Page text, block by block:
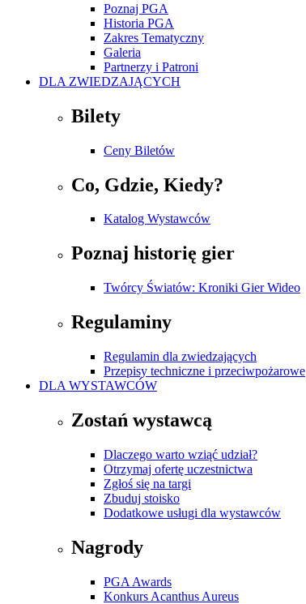
Poznaj PGA
Historia PGA
Zakres Tematyczny
Galeria
Partnerzy i Patroni
DLA ZWIEDZAJĄCYCH
Bilety
Ceny Biletów
Co, Gdzie, Kiedy?
Katalog Wystawców
Poznaj historię gier
Twórcy Światów: Kroniki Gier Wideo
Regulaminy
Regulamin dla zwiedzających
Przepisy techniczne i przeciwpożarowe
DLA WYSTAWCÓW
Zostań wystawcą
Dlaczego warto wziąć udział?
Otrzymaj ofertę uczestnictwa
Zgłoś się na targi
Zbuduj stoisko
Dodatkowe usługi dla wystawców
Nagrody
PGA Awards
Konkurs Acanthus Aureus